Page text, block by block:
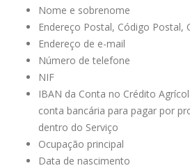
Nome e sobrenome
Endereço Postal, Código Postal,
Endereço de e-mail
Número de telefone
NIF
IBAN da Conta no Crédito
conta bancária para pagar por
dentro do Serviço
Ocupação principal
Data de nascimento